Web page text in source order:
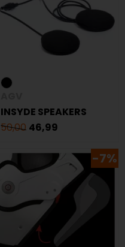
INSYDE SPEAKERS
50,00 46,99
-7%